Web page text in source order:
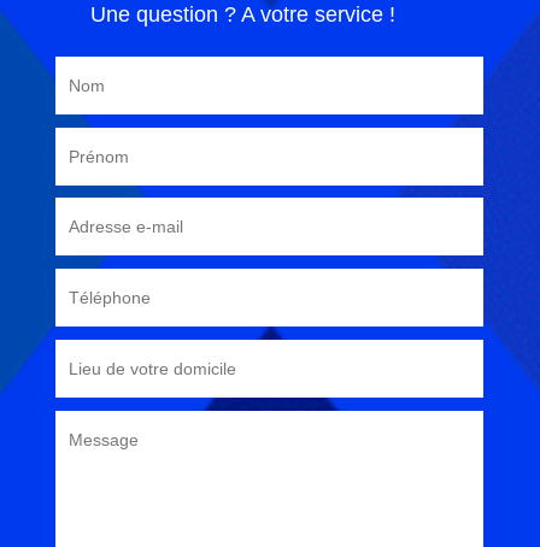
Une question ? A votre service !